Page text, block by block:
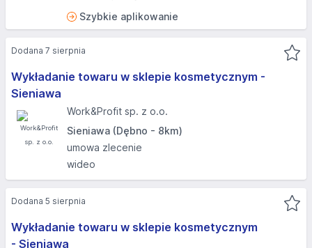
Szybkie aplikowanie
Wykładanie towaru w sklepie kosmetycznym -
Sieniawa
Work&Profit sp. z o.o.
Sieniawa (Dębno - 8km)
umowa zlecenie
wideo
Dodana 7 sierpnia
Wykładanie towaru w sklepie kosmetycznym
- Sieniawa
Dodana 5 sierpnia